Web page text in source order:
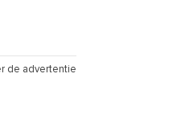
de advertentie